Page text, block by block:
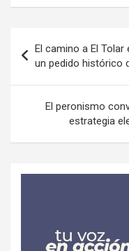
de
entradas
El camino a El
un pedido histórico
El peronismo
estrategia